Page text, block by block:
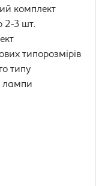
комплект
2-3 шт.
типорозмірів
типу
лампи